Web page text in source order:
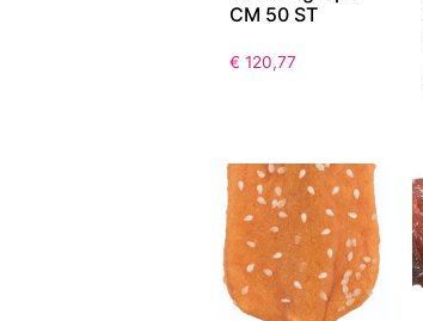
CM 50 ST
€ 120,77